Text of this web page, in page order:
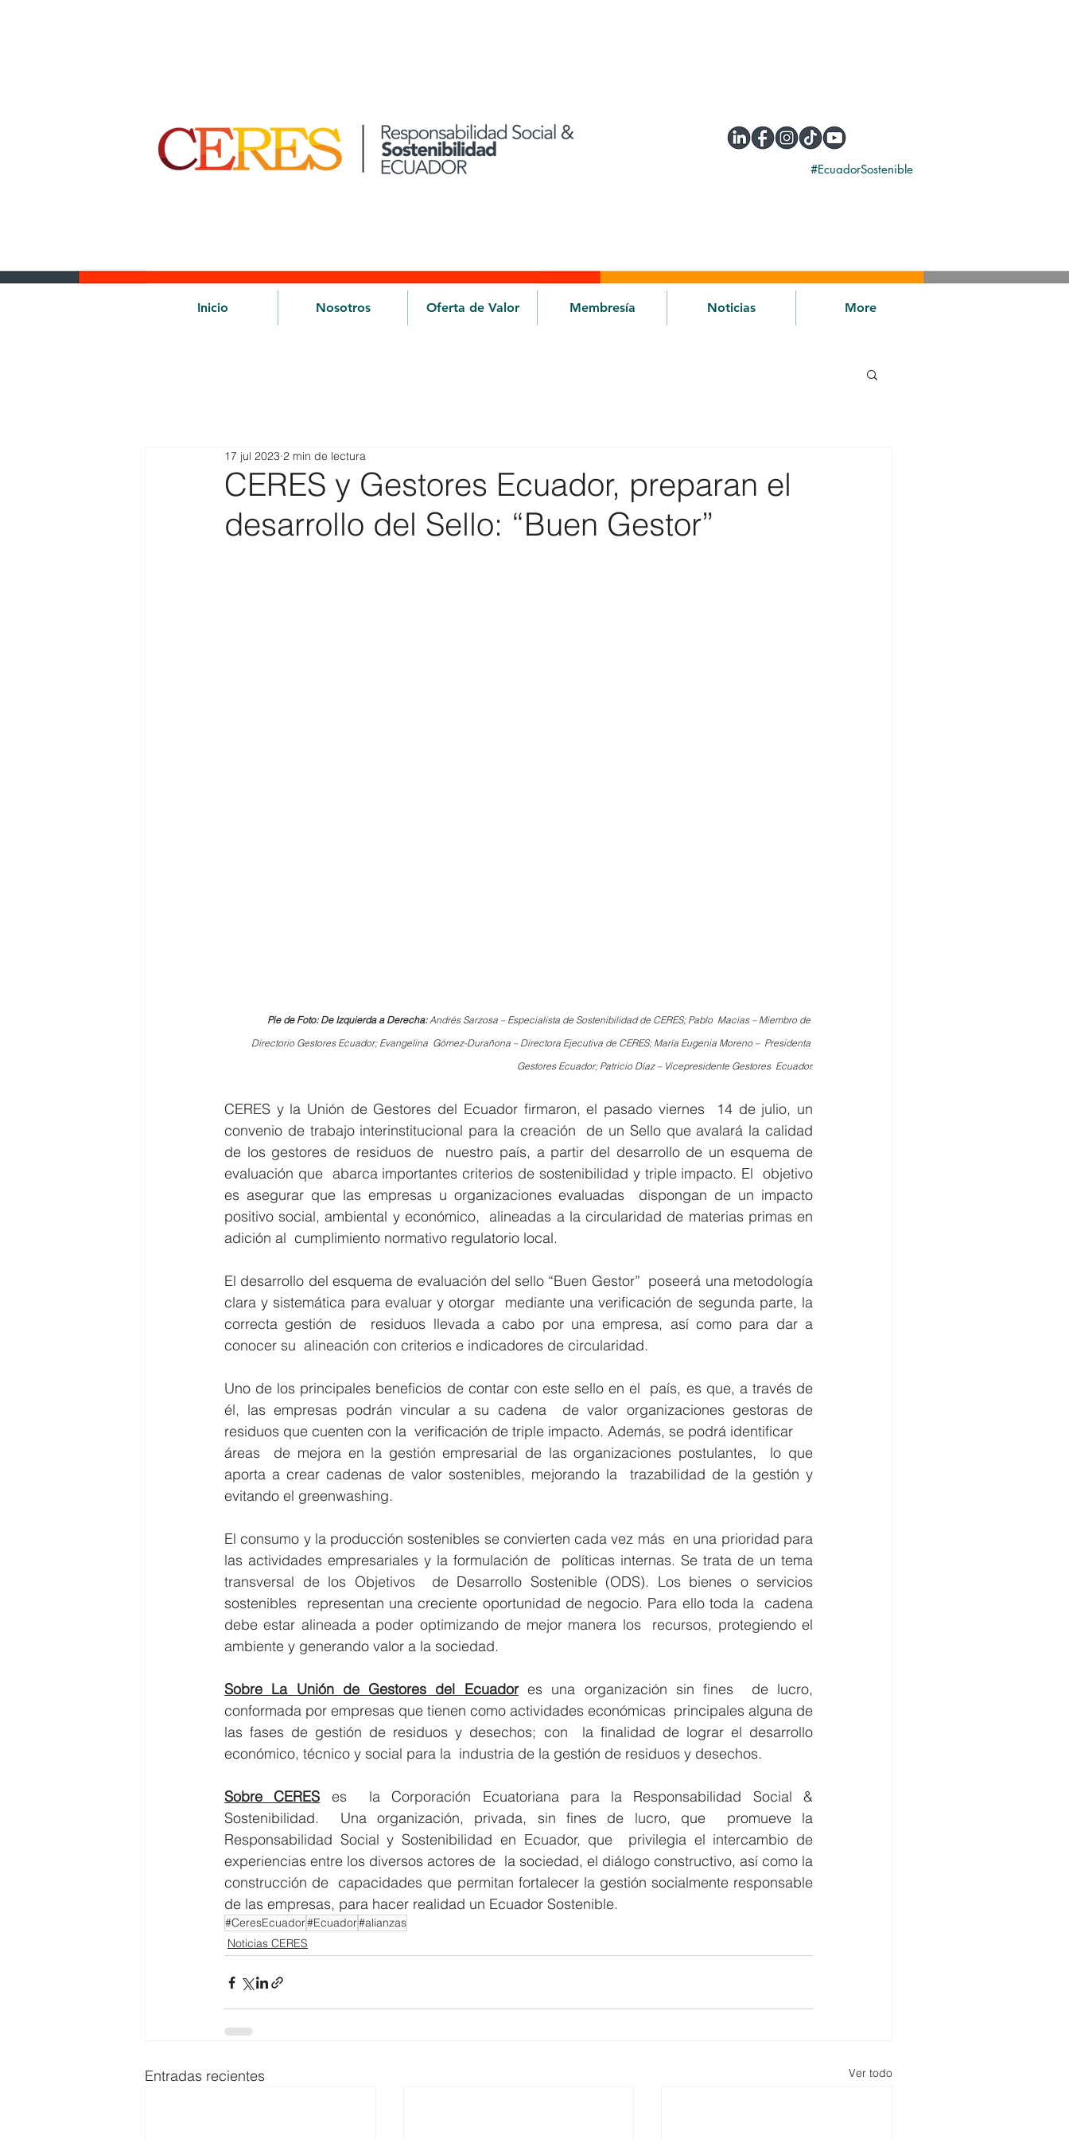
#EcuadorSostenible
Inicio Nosotros Oferta de Valor Membresía Noticias More
CERES y Gestores Ecuador, preparan el
desarrollo del Sello: “Buen Gestor”
17 jul 2023 2 min de lectura
Pie de Foto: De Izquierda a Derecha: Andrés Sarzosa – Especialista de Sostenibilidad de CERES; Pablo  Macías – Miembro de
Directorio Gestores Ecuador; Evangelina  Gómez-Durañona – Directora Ejecutiva de CERES; María Eugenia Moreno –  Presidenta
Gestores Ecuador; Patricio Díaz – Vicepresidente Gestores  Ecuador.
CERES y la Unión de Gestores del Ecuador firmaron, el pasado viernes  14 de julio, un
convenio de trabajo interinstitucional para la creación  de un Sello que avalará la calidad
de los gestores de residuos de  nuestro país, a partir del desarrollo de un esquema de
evaluación que  abarca importantes criterios de sostenibilidad y triple impacto. El  objetivo
es asegurar que las empresas u organizaciones evaluadas  dispongan de un impacto
positivo social, ambiental y económico,  alineadas a la circularidad de materias primas en
adición al  cumplimiento normativo regulatorio local.
El desarrollo del esquema de evaluación del sello “Buen Gestor”  poseerá una metodología
clara y sistemática para evaluar y otorgar  mediante una verificación de segunda parte, la
correcta gestión de  residuos llevada a cabo por una empresa, así como para dar a
conocer su  alineación con criterios e indicadores de circularidad.
Uno de los principales beneficios de contar con este sello en el  país, es que, a través de
él, las empresas podrán vincular a su cadena  de valor organizaciones gestoras de
residuos que cuenten con la  verificación de triple impacto. Además, se podrá identificar
áreas  de mejora en la gestión empresarial de las organizaciones postulantes,  lo que
aporta a crear cadenas de valor sostenibles, mejorando la  trazabilidad de la gestión y
evitando el greenwashing.
El consumo y la producción sostenibles se convierten cada vez más  en una prioridad para
las actividades empresariales y la formulación de  políticas internas. Se trata de un tema
transversal de los Objetivos  de Desarrollo Sostenible (ODS). Los bienes o servicios
sostenibles  representan una creciente oportunidad de negocio. Para ello toda la  cadena
debe estar alineada a poder optimizando de mejor manera los  recursos, protegiendo el
ambiente y generando valor a la sociedad.
Sobre La Unión de Gestores del Ecuador es una organización sin fines  de lucro,
conformada por empresas que tienen como actividades económicas  principales alguna de
las fases de gestión de residuos y desechos; con  la finalidad de lograr el desarrollo
económico, técnico y social para la  industria de la gestión de residuos y desechos.
Sobre CERES es  la Corporación Ecuatoriana para la Responsabilidad Social &
Sostenibilidad.  Una organización, privada, sin fines de lucro, que  promueve la
Responsabilidad Social y Sostenibilidad en Ecuador, que  privilegia el intercambio de
experiencias entre los diversos actores de  la sociedad, el diálogo constructivo, así como la
construcción de  capacidades que permitan fortalecer la gestión socialmente responsable
de las empresas, para hacer realidad un Ecuador Sostenible.
#CeresEcuador#Ecuador#alianzas
Noticias CERES
Entradas recientes Ver todo